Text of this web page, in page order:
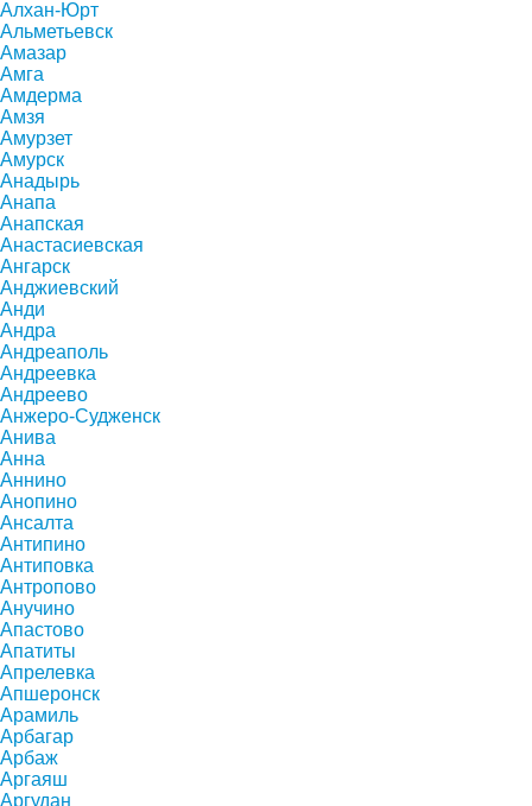
Алхан-Юрт
Альметьевск
Амазар
Амга
Амдерма
Амзя
Амурзет
Амурск
Анадырь
Анапа
Анапская
Анастасиевская
Ангарск
Анджиевский
Анди
Андра
Андреаполь
Андреевка
Андреево
Анжеро-Судженск
Анива
Анна
Аннино
Анопино
Ансалта
Антипино
Антиповка
Антропово
Анучино
Апастово
Апатиты
Апрелевка
Апшеронск
Арамиль
Арбагар
Арбаж
Аргаяш
Аргудан